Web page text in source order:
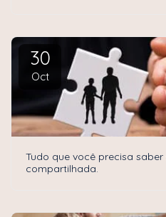
30
Oct
Tudo que você precisa
compartilhada.